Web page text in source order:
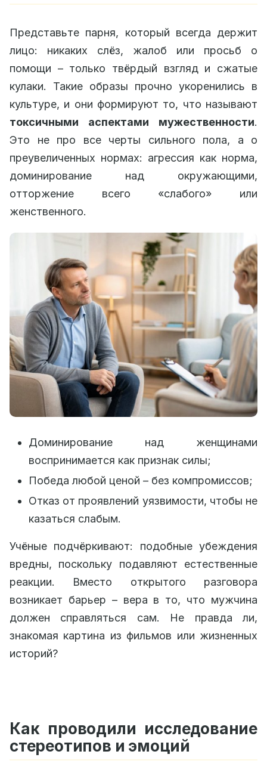
Представьте парня, который всегда держит
лицо: никаких слёз, жалоб или просьб о
помощи – только твёрдый взгляд и сжатые
кулаки. Такие образы прочно укоренились в
культуре, и они формируют то, что называют
токсичными аспектами мужественности.
Это не про все черты сильного пола, а о
преувеличенных нормах: агрессия как норма,
доминирование над окружающими,
отторжение всего «слабого» или
женственного.
Доминирование над женщинами
воспринимается как признак силы;
Победа любой ценой – без компромиссов;
Отказ от проявлений уязвимости, чтобы не
казаться слабым.
Учёные подчёркивают: подобные убеждения
вредны, поскольку подавляют естественные
реакции. Вместо открытого разговора
возникает барьер – вера в то, что мужчина
должен справляться сам. Не правда ли,
знакомая картина из фильмов или жизненных
историй?
Как проводили исследование
стереотипов и эмоций